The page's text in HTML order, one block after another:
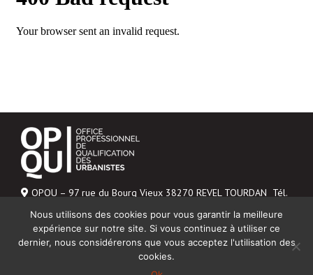
OPQU – 97 rue du Bourg Vieux 38270 REVEL TOURDAN Tél.
Mentions légales
NOUS CONTACTER
Nous utilisons des cookies pour vous garantir la meilleure
expérience sur notre site. Si vous continuez à utiliser ce
dernier, nous considérerons que vous acceptez l'utilisation des
cookies.